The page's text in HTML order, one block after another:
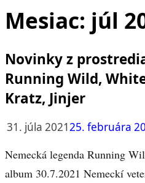
Mesiac: júl
Novinky z
Running Wild,
Kratz, Jinjer
31. júla 202125. februára
Nemecká legenda Running
album 30.7.2021 Nemeckí